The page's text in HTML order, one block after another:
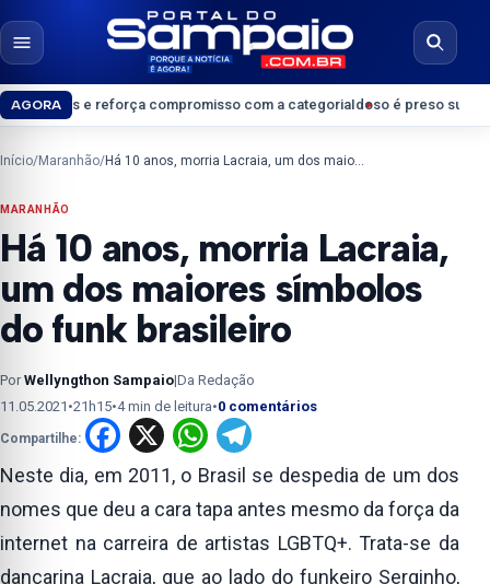
Pular para o conteúdo
Abrir menu
Abrir
AGORAcompromisso com a categoriaIdoso é preso suspeito de crimes
Início/Maranhão/ Há 10 anos, morria Lacraia, um dos maiores símbolos do funk brasileiro
MARANHÃO
Há 10 anos, morria Lacraia,
um dos maiores símbolos
do funk brasileiro
PorWellyngthon Sampaio|Da Redação
11.05.2021 •21h15•4 min de leitura•0 comentários
Compartilhe: Facebook
X WhatsApp
Neste dia, em 2011, o Brasil se despedia de um dos
nomes que deu a cara tapa antes mesmo da força da
internet na carreira de artistas LGBTQ+. Trata-se da
dançarina Lacraia, que ao lado do funkeiro Serginho,